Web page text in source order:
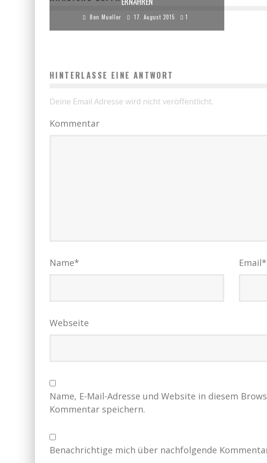
Ben Mueller 17. August 2015 1
HINTERLASSE EINE ANTWORT
Deine Email Adresse wird nicht veröffentlicht.
Kommentar
Name* Email*
Webseite
Name, E-Mail-Adresse und Website in diesem
Kommentar speichern.
Benachrichtige mich über nachfolgende